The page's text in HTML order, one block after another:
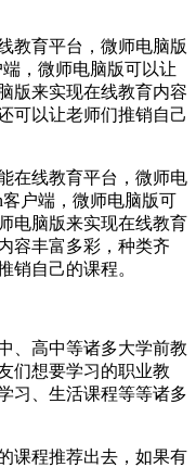
教育平台，微师电脑版
，微师电脑版可以让
版来实现在线教育内容
可以让老师们推销自己
在线教育平台，微师电
户端，微师电脑版可
电脑版来实现在线教育
容丰富多彩，种类齐
销自己的课程。
、高中等诸多大学前教
们想要学习的职业教
习、生活课程等等诸多
课程推荐出去，如果有